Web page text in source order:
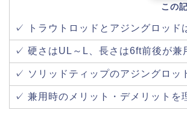
この
✓ トラウトロッドとアジングロッド
✓ 硬さはUL～L、長さは6ft前後が兼
✓ ソリッドティップのアジングロッ
✓ 兼用時のメリット・デメリットを